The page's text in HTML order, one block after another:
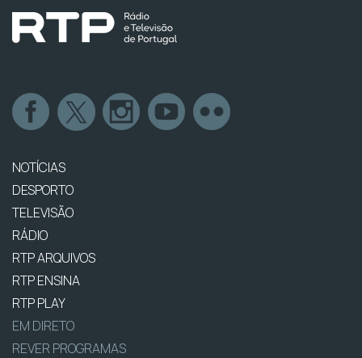
NOTÍCIAS
DESPORTO
TELEVISÃO
RÁDIO
RTP ARQUIVOS
RTP ENSINA
RTP PLAY
EM DIRETO
REVER PROGRAMAS